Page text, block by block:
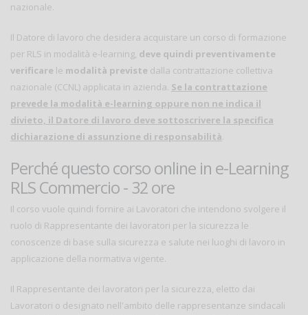
nazionale.
Il Datore di lavoro che desidera acquistare un corso di formazione
per RLS in modalità e-learning, deve quindi preventivamente
verificare le modalità previste dalla contrattazione collettiva
nazionale (CCNL) applicata in azienda. Se la contrattazione
prevede la modalità e-learning oppure non ne indica il
divieto, il Datore di lavoro deve sottoscrivere la specifica
dichiarazione di assunzione di responsabilità.
Perché questo corso online in e-Learning
RLS Commercio - 32 ore
Il corso vuole quindi fornire ai Lavoratori che intendono svolgere il
ruolo di Rappresentante dei lavoratori per la sicurezza le
conoscenze di base sulla sicurezza e salute nei luoghi di lavoro in
applicazione della normativa vigente.
Il Rappresentante dei lavoratori per la sicurezza, eletto dai
Lavoratori o designato nell'ambito delle rappresentanze sindacali